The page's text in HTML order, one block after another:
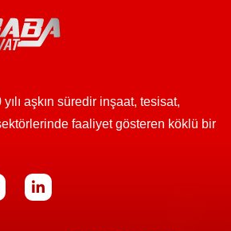
aşkın süredir inşaat, tesisat,
faaliyet gösteren köklü bir